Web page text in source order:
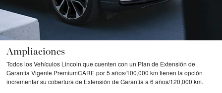
Ampliaciones
Todos los Vehículos Lincoln que cuenten con un Plan de Extensión de
Garantía Vigente PremiumCARE por 5 años/100,000 km tienen la opción
incrementar su cobertura de Extensión de Garantía a 6 años/120,000 km.